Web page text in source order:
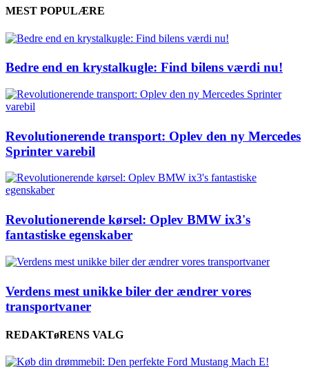
MEST POPULÆRE
Bedre end en krystalkugle: Find bilens værdi nu!
Revolutionerende transport: Oplev den ny Mercedes
Sprinter varebil
Revolutionerende kørsel: Oplev BMW ix3's
fantastiske egenskaber
Verdens mest unikke biler der ændrer vores
transportvaner
REDAKTøRENS VALG